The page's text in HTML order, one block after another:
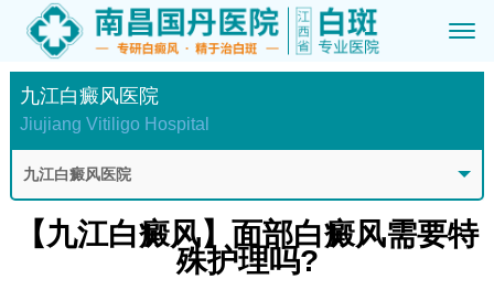
九江白癜风医院
Jiujiang Vitiligo Hospital
九江白癜风医院
【九江白癜风】面部白癜风需要特
殊护理吗?